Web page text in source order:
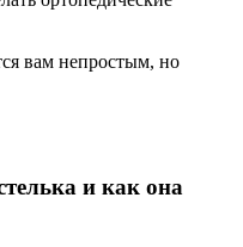
вам непростым, но
и как она